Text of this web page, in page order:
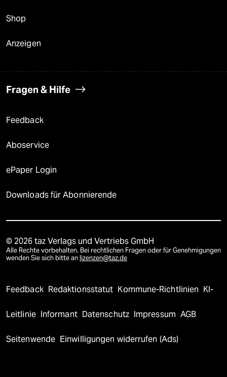
Shop
Anzeigen
Fragen & Hilfe
Feedback
Aboservice
ePaper Login
Downloads für Abonnierende
© 2026 taz Verlags und Vertriebs GmbH
Alle Rechte vorbehalten. Bei rechtlichen Fragen oder für Genehmigungen
wenden Sie sich bitte an lizenzen@taz.de
Feedback Redaktionsstatut Kommune-Richtlinien KI-
Leitlinie Informant Datenschutz Impressum AGB
Seitenwende Einwilligungen widerrufen (Ads)